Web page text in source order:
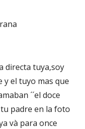
directa tuya,soy
el tuyo mas que
´´el doce
tu padre en la foto
và para once